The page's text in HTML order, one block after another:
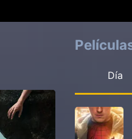
Día